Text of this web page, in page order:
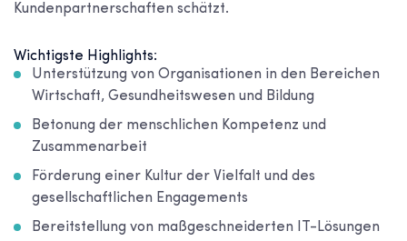
Kundenpartnerschaften schätzt.
Wichtigste Highlights:
Unterstützung von Organisationen in den Bereichen
Wirtschaft, Gesundheitswesen und Bildung
Betonung der menschlichen Kompetenz und
Zusammenarbeit
Förderung einer Kultur der Vielfalt und des
gesellschaftlichen Engagements
Bereitstellung von maßgeschneiderten IT-Lösungen